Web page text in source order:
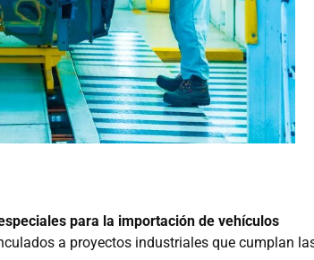
para la importación de vehículos
a proyectos industriales que cumplan